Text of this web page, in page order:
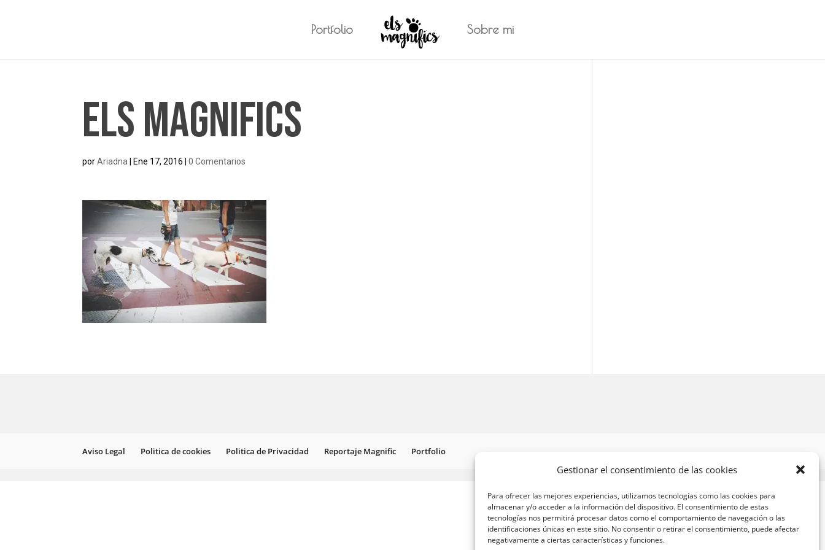
Gestionar el consentimiento de las cookies
Para ofrecer las mejores experiencias, utilizamos tecnologías como las cookies para
almacenar y/o acceder a la información del dispositivo. El consentimiento de estas
tecnologías nos permitirá procesar datos como el comportamiento de navegación o las
identificaciones únicas en este sitio. No consentir o retirar el consentimiento, puede afectar
negativamente a ciertas características y funciones.
Portfolio Sobre mi
Els Magnifics
porAriadna Ene 17, 2016 |0 Comentarios
Aviso Legal Politica de cookies Politica de Privacidad Reportaje Magnific Portfolio